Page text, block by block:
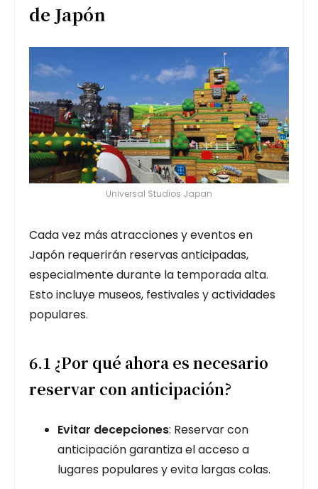
de Japón
Universal Studios Japan
Cada vez más atracciones y eventos en
Japón requerirán reservas anticipadas,
especialmente durante la temporada alta.
Esto incluye museos, festivales y actividades
populares.
6.1 ¿Por qué ahora es necesario
reservar con anticipación?
Evitar decepciones: Reservar con
anticipación garantiza el acceso a
lugares populares y evita largas colas.